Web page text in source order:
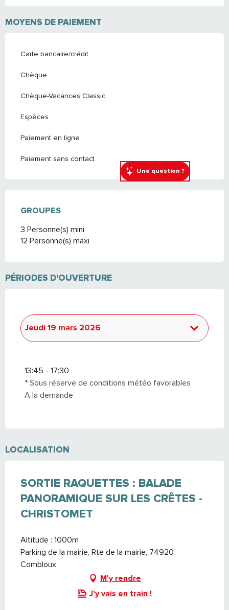
Une question ?
MOYENS DE PAIEMENT
Carte bancaire/crédit
Chèque
Chèque-Vacances Classic
Espèces
Paiement en ligne
Paiement sans contact
GROUPES
GROUPES
3 Personne(s) mini
12 Personne(s) maxi
PÉRIODES D'OUVERTURE
Jeudi 8 janvier 2026
Jeudi 5 février 2026
Jeudi 12 février 2026
Jeudi 12 mars 2026
Jeudi 19 mars 2026
13:45 - 17:30
* Sous réserve de conditions météo favorables
A la demande
LOCALISATION
SORTIE RAQUETTES : BALADE
PANORAMIQUE SUR LES CRÊTES -
CHRISTOMET
Altitude : 1000m
Parking de la mairie, Rte de la mairie, 74920
Combloux
M'y rendre
J'y vais en train !